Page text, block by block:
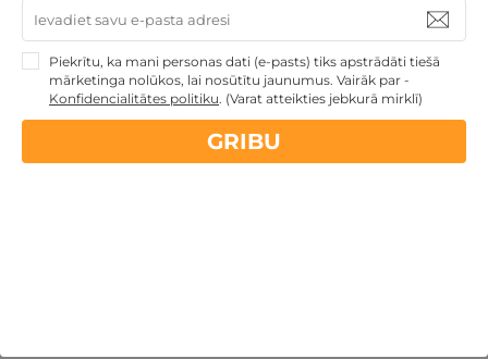
Atpūtas piedāvājums Apraksts Kontakti Noteikumi
Piekrītu, ka mani personas dati (e-pasts) tiks apstrādāti tiešā
mārketinga nolūkos, lai nosūtītu jaunumus. Vairāk par -
Konfidencialitātes politiku. (Varat atteikties jebkurā mirklī)
GRIBU